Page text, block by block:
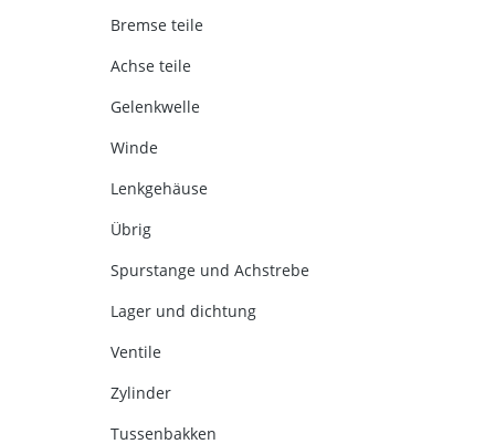
Bremse teile
Achse teile
Gelenkwelle
Winde
Lenkgehäuse
Übrig
Spurstange und Achstrebe
Lager und dichtung
Ventile
Zylinder
Tussenbakken